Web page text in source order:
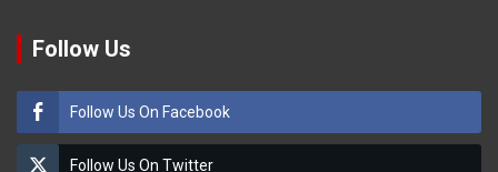
Follow Us
Follow Us On Facebook
Follow Us On Twitter